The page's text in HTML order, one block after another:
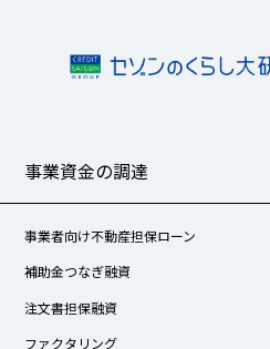
事業資金の調達
事業者向け不動産担保ローン
補助金つなぎ融資
注文書担保融資
ファクタリング